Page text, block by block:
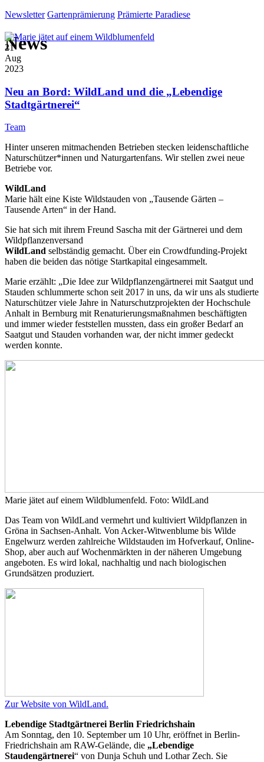
Newsletter Gartenprämierung Prämierte Paradiese
News
21
Aug
2023
Neu an Bord: WildLand und die „Lebendige
Stadtgärtnerei“
Team
Hinter unseren mitmachenden Betrieben stecken leidenschaftliche
Naturschützer*innen und Naturgartenfans. Wir stellen zwei neue
Betriebe vor.
WildLand
Marie hält eine Kiste Wildstauden von „Tausende Gärten –
Tausende Arten“ in der Hand.
Sie hat sich mit ihrem Freund Sascha mit der Gärtnerei und dem
Wildpflanzenversand
WildLand selbständig gemacht. Über ein Crowdfunding-Projekt
haben die beiden das nötige Startkapital eingesammelt.
Marie erzählt: „Die Idee zur Wildpflanzengärtnerei mit Saatgut und
Stauden schlummerte schon seit 2017 in uns, da wir uns als studierte
Naturschützer viele Jahre in Naturschutzprojekten der Hochschule
Anhalt in Bernburg mit Renaturierungsmaßnahmen beschäftigten
und immer wieder feststellen mussten, dass ein großer Bedarf an
Saatgut und Stauden vorhanden war, der nicht immer gedeckt
werden konnte.
Marie jätet auf einem Wildblumenfeld. Foto: WildLand
Das Team von WildLand vermehrt und kultiviert Wildpflanzen in
Gröna in Sachsen-Anhalt. Von Acker-Witwenblume bis Wilde
Engelwurz werden zahlreiche Wildstauden im Hofverkauf, Online-
Shop, aber auch auf Wochenmärkten in der näheren Umgebung
angeboten. Es wird lokal, nachhaltig und nach biologischen
Grundsätzen produziert.
Zur Website von WildLand.
Lebendige Stadtgärtnerei Berlin Friedrichshain
Am Sonntag, den 10. September um 10 Uhr, eröffnet in Berlin-
Friedrichshain am RAW-Gelände, die „Lebendige
Staudengärtnerei“ von Dunja Schuh und Lothar Zech. Sie